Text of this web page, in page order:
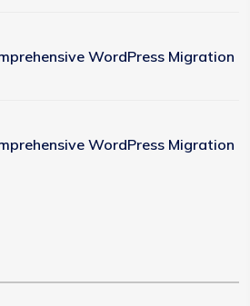
WordPress Migration
WordPress Migration